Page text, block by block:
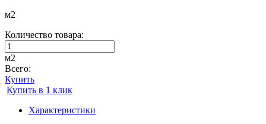
м2
Количество товара:
м2
Всего:
Купить
Купить в 1 клик
Характеристики